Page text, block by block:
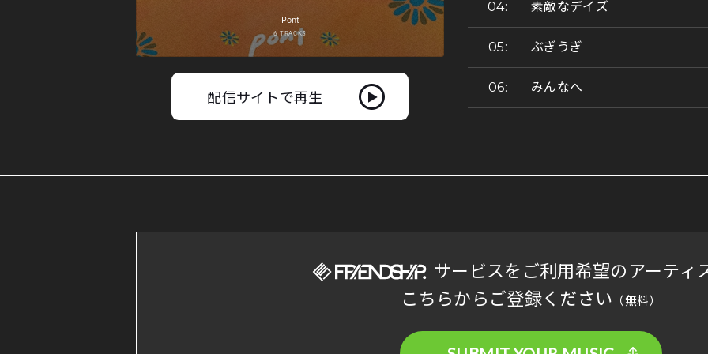
配信サイトで再生
素敵なデイズ
ぶぎうぎ
みんなへ
サービスをご利用希望のアーティ
こちらからご登録ください （無料）